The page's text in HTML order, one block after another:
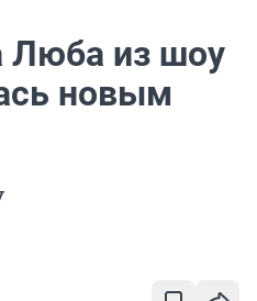
Люба из шоу
новым